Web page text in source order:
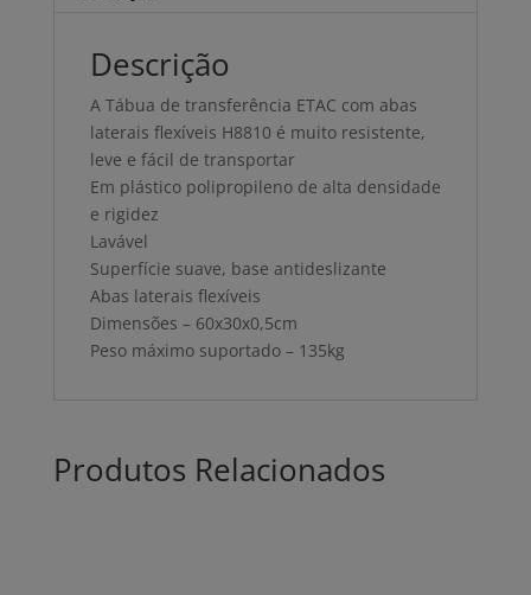
Descrição
A Tábua de transferência ETAC com abas
laterais flexíveis H8810 é muito resistente,
leve e fácil de transportar
Em plástico polipropileno de alta densidade
e rigidez
Lavável
Superfície suave, base antideslizante
Abas laterais flexíveis
Dimensões – 60x30x0,5cm
Peso máximo suportado – 135kg
Produtos Relacionados